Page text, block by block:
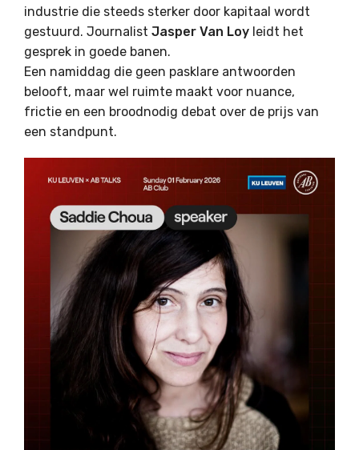
industrie die steeds sterker door kapitaal wordt
gestuurd. Journalist Jasper Van Loy leidt het
gesprek in goede banen.
Een namiddag die geen pasklare antwoorden
belooft, maar wel ruimte maakt voor nuance,
frictie en een broodnodig debat over de prijs van
een standpunt.